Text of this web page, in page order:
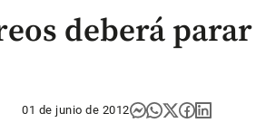
deberá parar
01 de junio de 2012